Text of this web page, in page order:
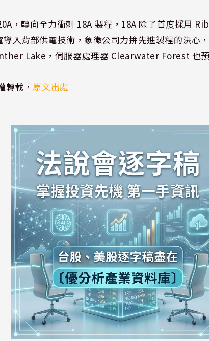
，轉向全力衝刺 18A 製程，18A 除了首度採用
入背部供電技術，象徵公司力拚先進製程的決心
Lake，伺服器處理器 Clearwater Forest 也
轉載，原文出處